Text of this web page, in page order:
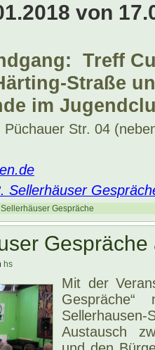
von
.
Treff
Straße
im
Püchauer Str. 04
.
Sellerhäuser
Sellerhäuser Gespräche
hs
Mit der
Gespräche“
Austausch